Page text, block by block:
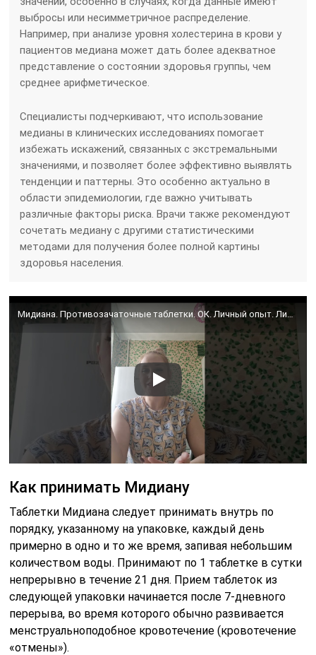
выбросы или несимметричное распределение.
Например, при анализе уровня холестерина в крови у
пациентов медиана может дать более адекватное
представление о состоянии здоровья группы, чем
среднее арифметическое.
Специалисты подчеркивают, что использование
медианы в клинических исследованиях помогает
избежать искажений, связанных с экстремальными
значениями, и позволяет более эффективно выявлять
тенденции и паттерны. Это особенно актуально в
области эпидемиологии, где важно учитывать
различные факторы риска. Врачи также рекомендуют
сочетать медиану с другими статистическими
методами для получения более полной картины
здоровья населения.
Мидиана. Противозачаточные таблетки. ОК. Личный опыт. Личное мнение. Обзор
Как принимать Мидиану
Таблетки Мидиана следует принимать внутрь по
порядку, указанному на упаковке, каждый день
примерно в одно и то же время, запивая небольшим
количеством воды. Принимают по 1 таблетке в сутки
непрерывно в течение 21 дня. Прием таблеток из
следующей упаковки начинается после 7-дневного
перерыва, во время которого обычно развивается
менструальноподобное кровотечение (кровотечение
«отмены»).